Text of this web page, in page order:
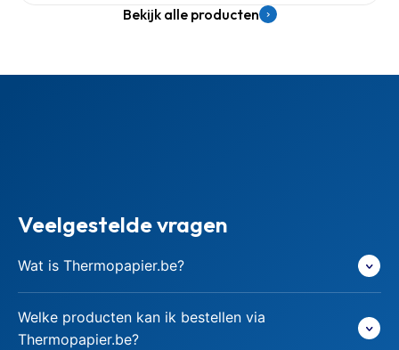
Bekijk alle producten
Veelgestelde vragen
Wat is Thermopapier.be?
Welke producten kan ik bestellen via
Thermopapier.be?